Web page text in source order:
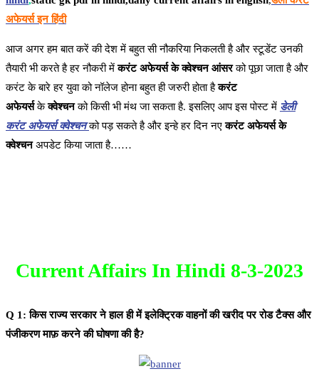
अफेयर्स इन हिंदी
आज अगर हम बात करें की देश में बहुत सी नौकरिया निकलती है और स्टूडेंट उनकी
तैयारी भी करते है हर नौकरी मेंकरंट अफेयर्स के क्वेश्चन आंसरको पूछा जाता है और
करंट के बारे हर युवा को नॉलेज होना बहुत ही जरुरी होता हैकरंट
अफेयर्सकेक्वेश्चनको किसी भी मंथ जा सकता है. इसलिए आप इस पोस्ट में डेली
करंट अफेयर्स क्वेश्चन को पड़ सकते है और इन्हे हर दिन नएकरंट अफेयर्स के
क्वेश्चनअपडेट किया जाता है……
Current Affairs In Hindi 8-3-2023
Q 1: किस राज्य सरकार ने हाल ही में इलेक्ट्रिक वाहनों की खरीद पर रोड टैक्स और
पंजीकरण माफ़ करने की घोषणा की है?